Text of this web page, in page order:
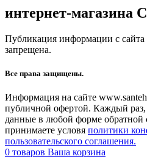
интернет-магазина
Публикация информации с сайта
запрещена.
Все права защищены.
Информация на сайте
публичной офертой. Каждый раз,
данные в любой форме обратной
принимаете условя политики
пользовательского соглашения.
0 товаров Ваша корзина